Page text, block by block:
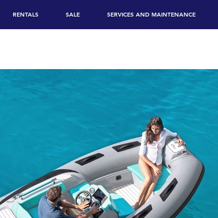
RENTALS SALE SERVICES AND MAINTENANCE